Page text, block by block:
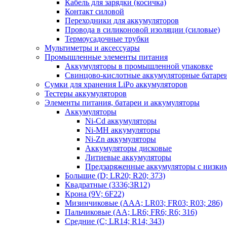
Кабель для зарядки (косичка)
Контакт силовой
Переходники для аккумуляторов
Провода в силиконовой изоляции (силовые)
Термоусадочные трубки
Мультиметры и аксессуары
Промышленные элементы питания
Аккумуляторы в промышленной упаковке
Свинцово-кислотные аккумуляторные
Сумки для хранения LiPo аккумуляторов
Тестеры аккумуляторов
Элементы питания, батареи и аккумуляторы
Аккумуляторы
Ni-Cd аккумуляторы
Ni-MH аккумуляторы
Ni-Zn аккумуляторы
Аккумуляторы дисковые
Литиевые аккумуляторы
Предзаряженные аккумуляторы с
Большие (D; LR20; R20; 373)
Квадратные (3336;3R12)
Крона (9V; 6F22)
Мизинчиковые (AAA; LR03; FR03; R03; 286)
Пальчиковые (AA; LR6; FR6; R6; 316)
Средние (C; LR14; R14; 343)